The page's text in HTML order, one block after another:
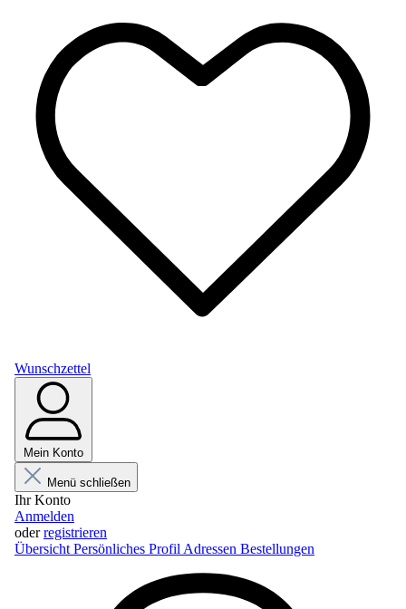
Wunschzettel
Mein Konto
Menü schließen
Ihr Konto
Anmelden
oderregistrieren
Übersicht Persönliches Profil Adressen Bestellungen